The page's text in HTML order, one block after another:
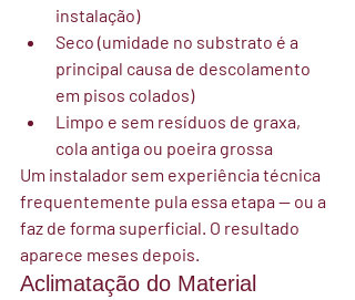
instalação)
Seco (umidade no substrato é a
principal causa de descolamento
em pisos colados)
Limpo e sem resíduos de graxa,
cola antiga ou poeira grossa
Um instalador sem experiência técnica
frequentemente pula essa etapa — ou a
faz de forma superficial. O resultado
aparece meses depois.
Aclimatação do Material